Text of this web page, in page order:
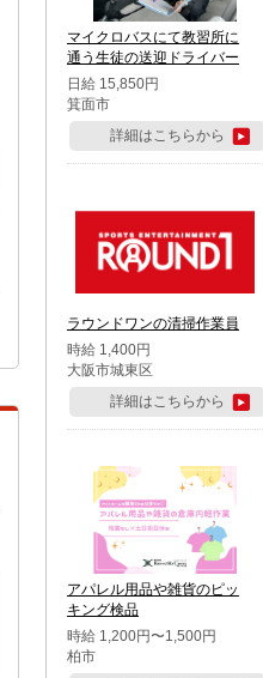
マイクロバスにて教習所に
通う生徒の送迎ドライバー
日給 15,850円
箕面市
詳細はこちらから
ラウンドワンの清掃作業員
時給 1,400円
大阪市城東区
詳細はこちらから
アパレル用品や雑貨のピッ
キング検品
時給 1,200円〜1,500円
柏市